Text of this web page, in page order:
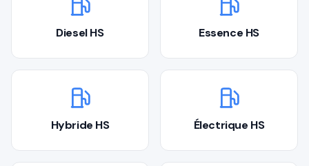
Diesel HS Essence HS
Hybride HS Électrique HS